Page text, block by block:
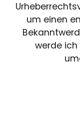
um einen
werde